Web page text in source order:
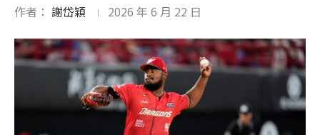
作者： 謝岱穎 2026 年 6 月 22 日